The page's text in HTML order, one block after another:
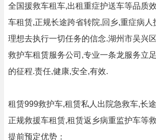
全国援救车租车,出租重症护送车等品质
车租赁,正规长途跨省转院,回乡,重症病人
理想去执行一切任务的信念.湖州市吴兴
救护车租赁服务公司,专业一条龙服务立
的征程.责任,健康,安全,有效.
租赁999救护车,租赁私人出院急救车,长
正规救援车租赁,租赁返乡病重监护车等
提前预定优势：